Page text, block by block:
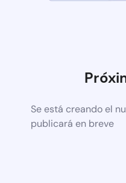
Se está creando el
publicará en breve